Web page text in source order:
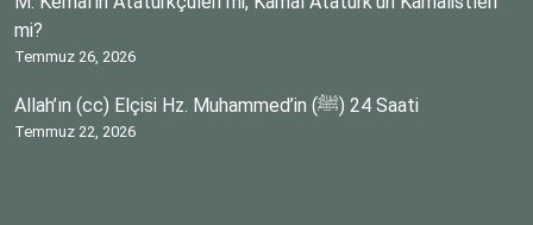
mi?
Temmuz 26, 2026
Allah’ın (cc) Elçisi Hz. Muhammed’in (ﷺ) 24 Saati
Temmuz 22, 2026